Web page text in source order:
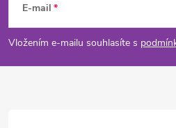
p
a
E-mail
Vložením e-mailu souhlasíte s